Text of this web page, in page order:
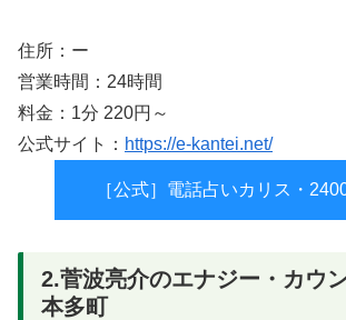
住所：ー
営業時間：24時間
料金：1分 220円～
公式サイト： https://e-kantei.net/
［公式］電話占いカリス・
2.菅波亮介のエナジー・カウ
本多町